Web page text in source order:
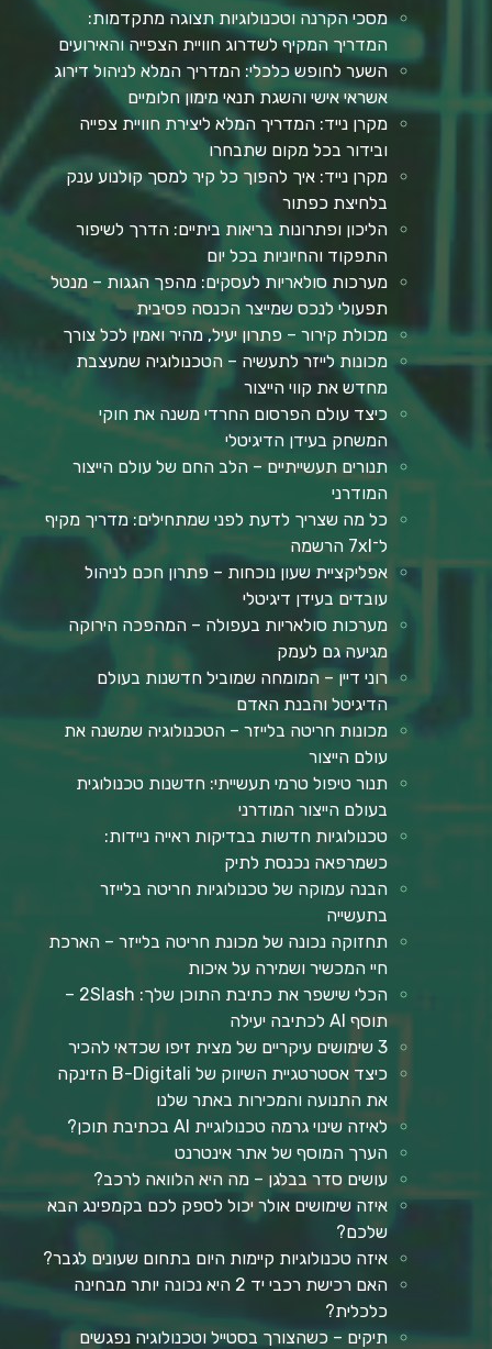
מסכי הקרנה וטכנולוגיות תצוגה מתקדמות:
המדריך המקיף לשדרוג חוויית הצפייה והאירועים
השער לחופש כלכלי: המדריך המלא לניהול דירוג
אשראי אישי והשגת תנאי מימון חלומיים
מקרן נייד: המדריך המלא ליצירת חוויית צפייה
ובידור בכל מקום שתבחרו
מקרן נייד: איך להפוך כל קיר למסך קולנוע ענק
בלחיצת כפתור
הליכון ופתרונות בריאות ביתיים: הדרך לשיפור
התפקוד והחיוניות בכל יום
מערכות סולאריות לעסקים: מהפך הגגות – מנטל
תפעולי לנכס שמייצר הכנסה פסיבית
מכולת קירור – פתרון יעיל, מהיר ואמין לכל צורך
מכונות לייזר לתעשיה – הטכנולוגיה שמעצבת
מחדש את קווי הייצור
כיצד עולם הפרסום החרדי משנה את חוקי
המשחק בעידן הדיגיטלי
תנורים תעשייתיים – הלב החם של עולם הייצור
המודרני
כל מה שצריך לדעת לפני שמתחילים: מדריך מקיף
ל־7xl הרשמה
אפליקציית שעון נוכחות – פתרון חכם לניהול
עובדים בעידן דיגיטלי
מערכות סולאריות בעפולה – המהפכה הירוקה
מגיעה גם לעמק
רוני דיין – המומחה שמוביל חדשנות בעולם
הדיגיטל והבנת האדם
מכונות חריטה בלייזר – הטכנולוגיה שמשנה את
עולם הייצור
תנור טיפול טרמי תעשייתי: חדשנות טכנולוגית
בעולם הייצור המודרני
טכנולוגיות חדשות בבדיקות ראייה ניידות:
כשמרפאה נכנסת לתיק
הבנה עמוקה של טכנולוגיות חריטה בלייזר
בתעשייה
תחזוקה נכונה של מכונת חריטה בלייזר – הארכת
חיי המכשיר ושמירה על איכות
הכלי שישפר את כתיבת התוכן שלך: 2Slash –
תוסף AI לכתיבה יעילה
3 שימושים עיקריים של מצית זיפו שכדאי להכיר
כיצד אסטרטגיית השיווק של B-Digitali הזינקה
את התנועה והמכירות באתר שלנו
לאיזה שינוי גרמה טכנולוגיית AI בכתיבת תוכן?
הערך המוסף של אתר אינטרנט
עושים סדר בבלגן – מה היא הלוואה לרכב?
איזה שימושים אולר יכול לספק לכם בקמפינג הבא
שלכם?
איזה טכנולוגיות קיימות היום בתחום שעונים לגבר?
האם רכישת רכבי יד 2 היא נכונה יותר מבחינה
כלכלית?
תיקים – כשהצורך בסטייל וטכנולוגיה נפגשים